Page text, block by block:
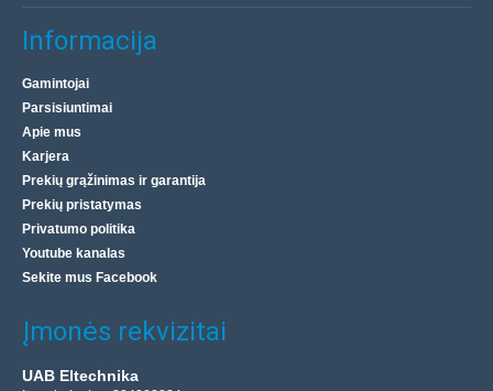
Informacija
Gamintojai
Parsisiuntimai
Apie mus
Karjera
Prekių grąžinimas ir garantija
Prekių pristatymas
Privatumo politika
Youtube kanalas
Sekite mus Facebook
Įmonės rekvizitai
UAB Eltechnika